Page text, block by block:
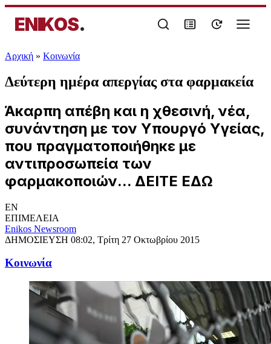
ENIKOS.
Αρχική » Κοινωνία
Δεύτερη ημέρα απεργίας στα φαρμακεία
Άκαρπη απέβη και η χθεσινή, νέα,
συνάντηση με τον Υπουργό Υγείας,
που πραγματοποιήθηκε με
αντιπροσωπεία των
φαρμακοποιών... ΔΕΙΤΕ ΕΔΩ
EN
ΕΠΙΜΕΛΕΙΑ
Enikos Newsroom
ΔΗΜΟΣΙΕΥΣΗ 08:02, Τρίτη 27 Οκτωβρίου 2015
Κοινωνία